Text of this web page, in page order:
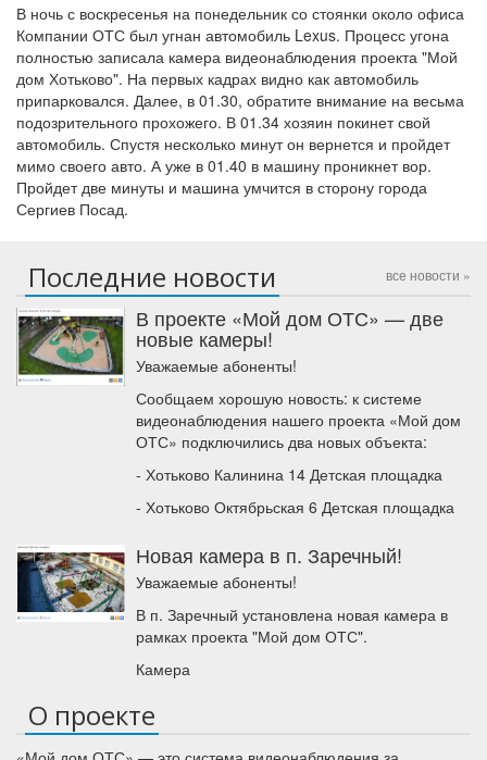
В ночь с воскресенья на понедельник со стоянки около офиса
Компании ОТС был угнан автомобиль Lexus. Процесс угона
полностью записала камера видеонаблюдения проекта "Мой
дом Хотьково". На первых кадрах видно как автомобиль
припарковался. Далее, в 01.30, обратите внимание на весьма
подозрительного прохожего. В 01.34 хозяин покинет свой
автомобиль. Спустя несколько минут он вернется и пройдет
мимо своего авто. А уже в 01.40 в машину проникнет вор.
Пройдет две минуты и машина умчится в сторону города
Сергиев Посад.
все новости »
Последние новости
В проекте «Мой дом ОТС» — две
новые камеры!
Уважаемые абоненты!
Сообщаем хорошую новость: к системе
видеонаблюдения нашего проекта «Мой дом
ОТС» подключились два новых объекта:
- Хотьково Калинина 14 Детская площадка
- Хотьково Октябрьская 6 Детская площадка
Новая камера в п. Заречный!
Уважаемые абоненты!
В п. Заречный установлена новая камера в
рамках проекта "Мой дом ОТС".
Камера
О проекте